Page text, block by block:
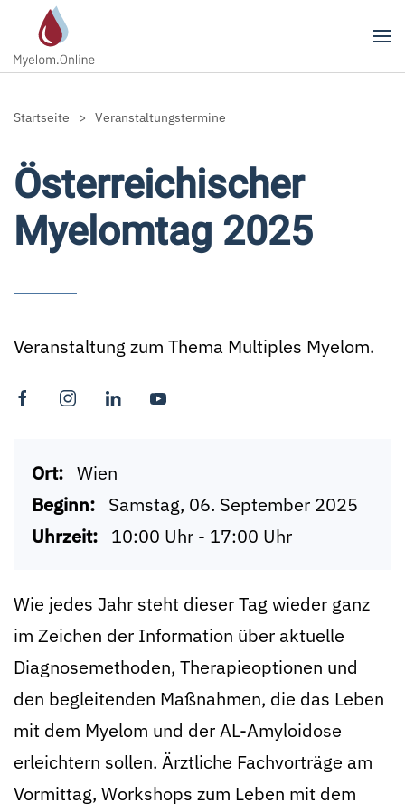
Zum Hauptinhalt springen
Startseite Veranstaltungstermine
Österreichischer
Myelomtag 2025
Veranstaltung zum Thema Multiples Myelom.
Ort: Wien
Beginn: Samstag, 06. September 2025
Uhrzeit: 10:00 Uhr - 17:00 Uhr
Wie jedes Jahr steht dieser Tag wieder ganz
im Zeichen der Information über aktuelle
Diagnosemethoden, Therapieoptionen und
den begleitenden Maßnahmen, die das Leben
mit dem Myelom und der AL-Amyloidose
erleichtern sollen. Ärztliche Fachvorträge am
Vormittag, Workshops zum Leben mit dem